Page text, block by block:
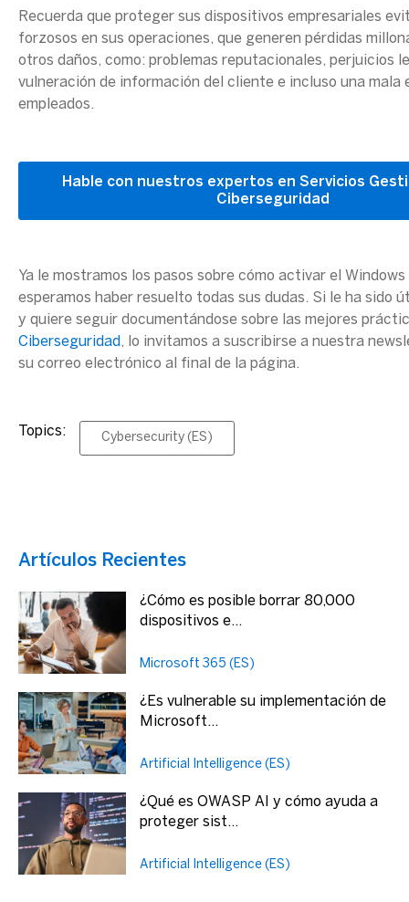
Recuerda que proteger sus dispositivos empresariales
forzosos en sus operaciones, que generen pérdidas
otros daños, como: problemas reputacionales, perjuicios
vulneración de información del cliente e incluso una mala
empleados.
Hable con nuestros expertos en Servicios
Ciberseguridad
Ya le mostramos los pasos sobre cómo activar el
esperamos haber resuelto todas sus dudas. Si le ha sido
y quiere seguir documentándose sobre las mejores
Ciberseguridad, lo invitamos a suscribirse a nuestra
su correo electrónico al final de la página.
Topics: Cybersecurity (ES)
Artículos Recientes
¿Cómo es posible borrar 80,000
dispositivos e...
Microsoft 365 (ES)
¿Es vulnerable su implementación de
Microsoft...
Artificial Intelligence (ES)
¿Qué es OWASP AI y cómo ayuda a
proteger sist...
Artificial Intelligence (ES)